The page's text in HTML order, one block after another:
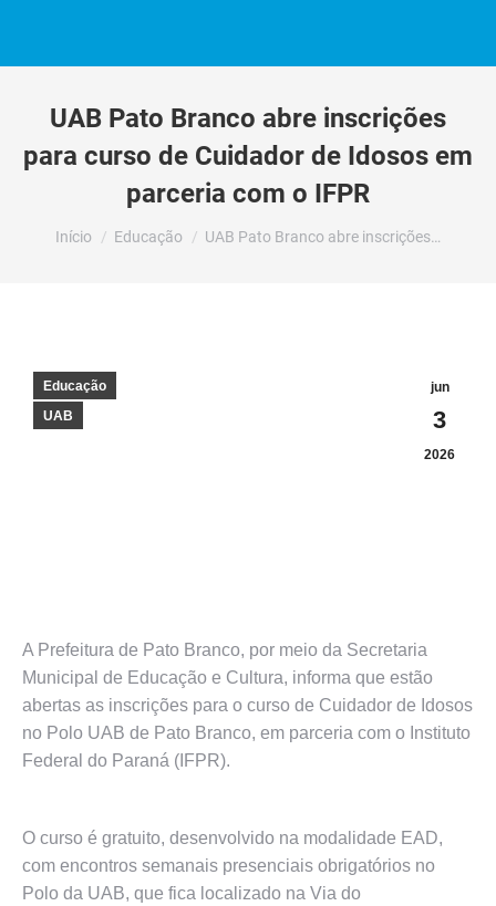
UAB Pato Branco abre inscrições
para curso de Cuidador de Idosos em
parceria com o IFPR
Você está aqui:
Início Educação UAB Pato Branco abre inscrições…
jun
3
2026
Educação
UAB
A Prefeitura de Pato Branco, por meio da Secretaria
Municipal de Educação e Cultura, informa que estão
abertas as inscrições para o curso de Cuidador de Idosos
no Polo UAB de Pato Branco, em parceria com o Instituto
Federal do Paraná (IFPR).
O curso é gratuito, desenvolvido na modalidade EAD,
com encontros semanais presenciais obrigatórios no
Polo da UAB, que fica localizado na Via do